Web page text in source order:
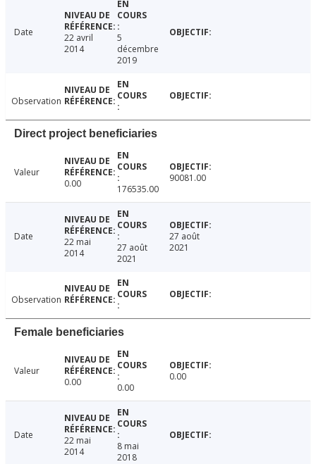
Date
22 avril
2014
5
décembre
2019
Observation
Direct project beneficiaries
Valeur
0.00
176535.00
90081.00
Date
22 mai
2014
27 août
2021
27 août
2021
Observation
Female beneficiaries
Valeur
0.00
0.00
0.00
Date
22 mai
2014
8 mai
2018